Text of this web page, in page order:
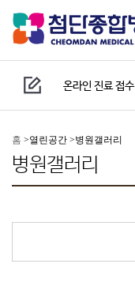
온라인 진료 접수
홈 >열린공간 >병원갤러리
병원갤러리